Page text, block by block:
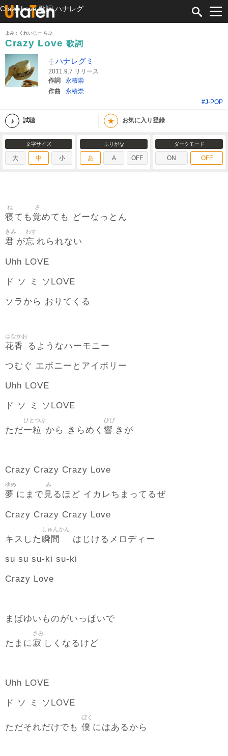
よみ：くれいじー らぶ
Crazy Love 歌詞
ハナレグミ
2011.9.7 リリース
作詞
永積崇
作曲
永積崇
#J-POP
試聴 ★ お気に入り登録
文字サイズ
大 中 小
ふりがな
あ A OFF
ダークモード
ON OFF
寝
ね
ても覚
さ
めても どーなっとん
君
きみ
が忘
わす
れられない
Uhh LOVE
ド ソ ミ ソLOVE
ソラから おりてくる
花香
はなかお
るようなハーモニー
つむぐ エボニーとアイボリー
Uhh LOVE
ド ソ ミ ソLOVE
ただ一粒
ひとつぶ
から きらめく 響
ひび
きが
Crazy Crazy Crazy Love
夢
ゆめ
にまで 見
み
るほど イカレちまってるぜ
Crazy Crazy Crazy Love
キスした瞬間
しゅんかん
はじけるメロディー
su su su-ki su-ki
Crazy Love
まばゆいものがいっぱいで
たまに寂
さみ
しくなるけど
Uhh LOVE
ド ソ ミ ソLOVE
ただそれだけでも 僕
ぼく
にはあるから